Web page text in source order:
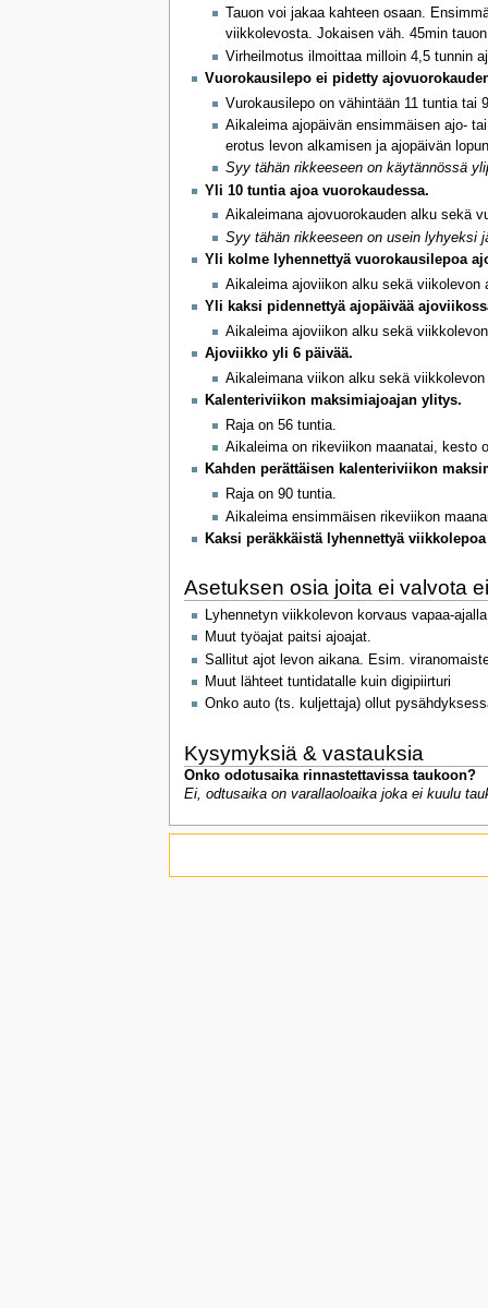
Tauon voi jakaa kahteen osaan.
viikkolevosta. Jokaisen väh. 45min
Virheilmotus ilmoittaa milloin 4,5 tunnin
Vuorokausilepo ei pidetty
Vurokausilepo on vähintään 11 tuntia tai
Aikaleima ajopäivän ensimmäisen ajo-
erotus levon alkamisen ja ajopäivän
Syy tähän rikkeeseen on käytännössä
Yli 10 tuntia ajoa vuorokaudessa.
Aikaleimana ajovuorokauden alku sekä
Syy tähän rikkeeseen on usein lyhyeksi
Yli kolme lyhennettyä vuorokausilepoa
Aikaleima ajoviikon alku sekä viikolevon
Yli kaksi pidennettyä ajopäivää
Aikaleima ajoviikon alku sekä
Ajoviikko yli 6 päivää.
Aikaleimana viikon alku sekä
Kalenteriviikon maksimiajoajan ylitys.
Raja on 56 tuntia.
Aikaleima on rikeviikon maanatai, kesto
Kahden perättäisen kalenteriviikon
Raja on 90 tuntia.
Aikaleima ensimmäisen rikeviikon
Kaksi peräkkäistä lyhennettyä viikkolepoa
Asetuksen osia joita ei valvota
Lyhennetyn viikkolevon korvaus vapaa-
Muut työajat paitsi ajoajat.
Sallitut ajot levon aikana. Esim.
Muut lähteet tuntidatalle kuin digipiirturi
Onko auto (ts. kuljettaja) ollut
Kysymyksiä & vastauksia
Onko odotusaika rinnastettavissa taukoon?
Ei, odtusaika on varallaoloaika joka ei kuulu